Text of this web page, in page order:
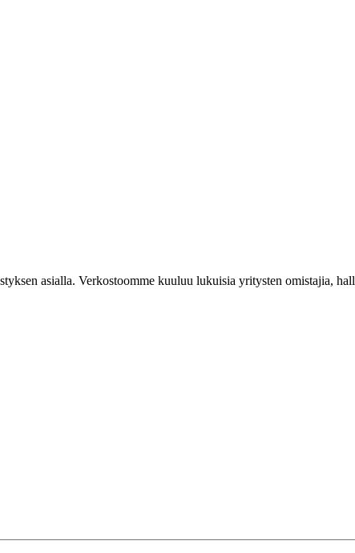
asialla. Verkostoomme kuuluu lukuisia yritysten omistajia,